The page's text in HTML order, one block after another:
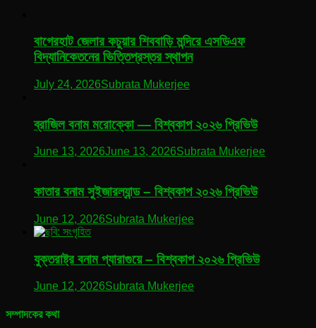
বাগেরহাট জেলার কচুয়ার শিববাড়ি মন্দিরে এসডিএফ
বিদ্যানিকেতনের ভিত্তিপ্রস্তর স্থাপন
July 24, 2026Subrata Mukerjee
ব্রাজিল বনাম মরোক্কো — বিশ্বকাপ ২০২৬ প্রিভিউ
June 13, 2026June 13, 2026Subrata Mukerjee
কাতার বনাম সুইজারল্যান্ড – বিশ্বকাপ ২০২৬ প্রিভিউ
June 12, 2026Subrata Mukerjee
যুক্তরাষ্ট্র বনাম প্যারাগুয়ে – বিশ্বকাপ ২০২৬ প্রিভিউ
June 12, 2026Subrata Mukerjee
সম্পাদকের কথা